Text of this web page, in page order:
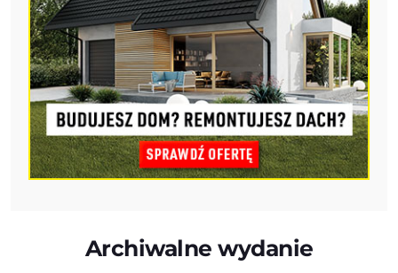
Archiwalne wydanie